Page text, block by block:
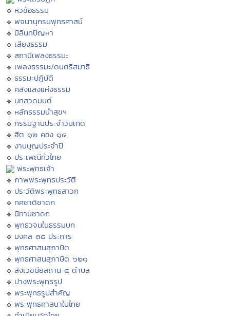
หัวข้อธรรม
พจนานุกรมพุทธศาสน์
มิลินทปัญหา
เสียงธรรม
สถานีเพลงธรรมะ
เพลงธรรมะ/ดนตรีสมาธิ
ธรรมะปฏิบัติ
คลังแสงแห่งธรรม
บทสวดมนต์
หลักธรรมนำสุขฯ
กรรมฐานประจำวันเกิด
ฮีต ๑๒ คอง ๑๔
งานบุญประจำปี
ประเพณีทั่วไทย
พระพุทธเจ้า
ภาพพระพุทธประวัติ
ประวัติพระพุทธสาวก
ทศชาติชาดก
นิทานชาดก
พุทธวจนในธรรมบท
มงคล ๓๘ ประการ
พุทธศาสนสุภาษิต
พุทธศาสนสุภาษิต ๖๒๑
สังเวชนียสถาน ๔ ตำบล
ปางพระพุทธรูป
พระพุทธรูปสำคัญ
พระพุทธศาสนาในไทย